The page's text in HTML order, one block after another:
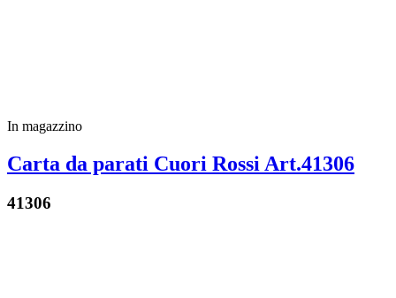
In magazzino
Carta da parati Cuori Rossi Art.41306
41306